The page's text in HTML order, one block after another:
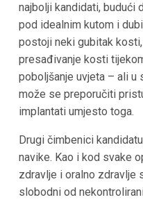
najbolji kandidati, budući
pod idealnim kutom i
postoji neki gubitak
presađivanje kosti
poboljšanje uvjeta – ali u
može se preporučiti
implantati umjesto toga.
Drugi čimbenici
navike. Kao i kod svake
zdravlje i oralno zdravlje
slobodni od